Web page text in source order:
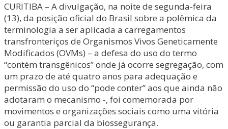
CURITIBA – A divulgação, na noite de segunda-feira
(13), da posição oficial do Brasil sobre a polêmica da
terminologia a ser aplicada a carregamentos
transfronteriços de Organismos Vivos Geneticamente
Modificados (OVMs) – a defesa do uso do termo
“contém transgênicos” onde já ocorre segregação, com
um prazo de até quatro anos para adequação e
permissão do uso do “pode conter” aos que ainda não
adotaram o mecanismo -, foi comemorada por
movimentos e organizações sociais como uma vitória
ou garantia parcial da biossegurança.